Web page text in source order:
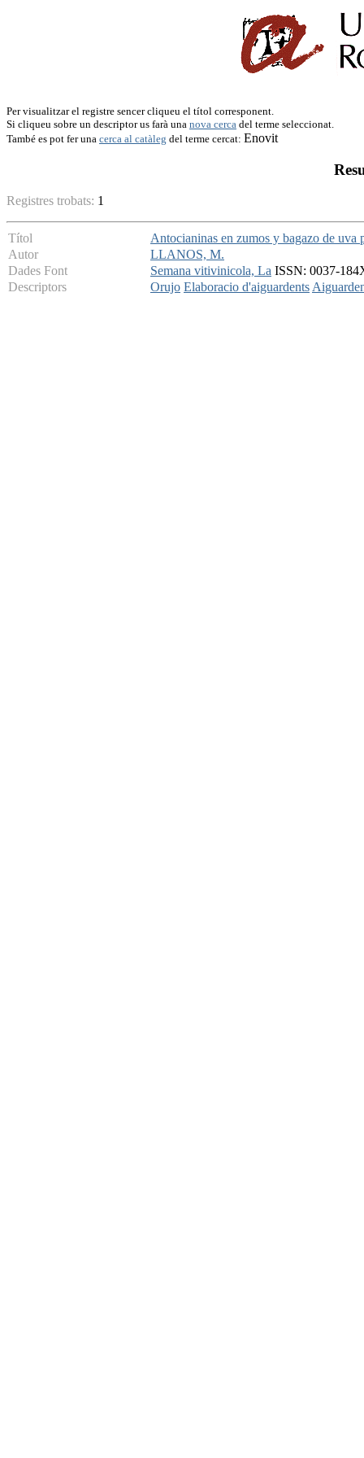
Per visualitzar el registre sencer cliqueu el títol corresponent.
Si cliqueu sobre un descriptor us farà una nova cerca del terme seleccionat.
També es pot fer una cerca al catàleg del terme cercat: Enovit
Registres trobats: 1
Títol
Antocianinas en zumos y bagazo de uva
Autor
LLANOS, M.
Dades Font
Semana vitivinicola, La ISSN: 0037-
Descriptors
Orujo Elaboracio d'aiguardents